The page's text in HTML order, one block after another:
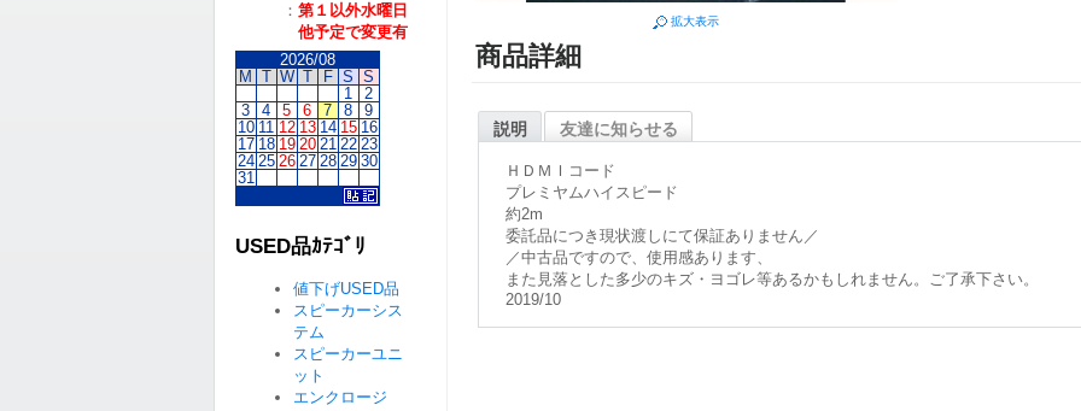
拡大表示
商品詳細
説明 友達に知らせる
ＨＤＭＩコード
プレミヤムハイスピード
約2m
委託品につき現状渡しにて保証ありません／
／中古品ですので、使用感あります、
また見落とした多少のキズ・ヨゴレ等あるかもしれません。ご了承下さい。
2019/10
： 第１以外水曜日
他予定で変更有
2026/08
M
T W T F S S
1
2
3
4 5 6 7 8
9
10 11 12 13 14 15 16
17 18 19 20 21 22 23
24 25 26 27 28 29 30
31
USED品ｶﾃｺﾞﾘ
値下げUSED品
スピーカーシス
テム
スピーカーユニ
ット
エンクロージ